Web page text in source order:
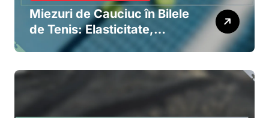
Miezuri de Cauciuc în Bilele
de Tenis: Elasticitate,
Durabilitate, Performanță